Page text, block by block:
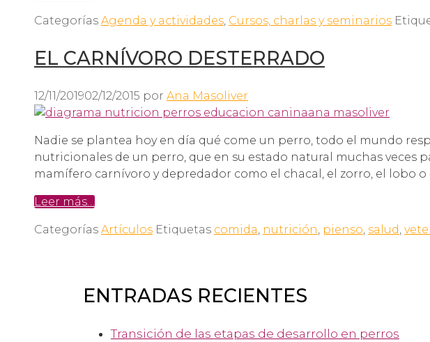
Categorías Agenda y actividades Cursos, charlas y seminarios
EL CARNÍVORO DESTERRADO
12/11/201902/12/2015 por Ana Masoliver
Nadie se plantea hoy en día qué come un perro, todo el mundo
nutricionales de un perro, que en su estado natural muchas veces
mamífero carnívoro y depredador como el chacal, el zorro, el lobo o
Leer más…
Categorías Artículos Etiquetas comida, nutrición, pienso, salud,
ENTRADAS RECIENTES
Transición de las etapas de desarrollo en perros